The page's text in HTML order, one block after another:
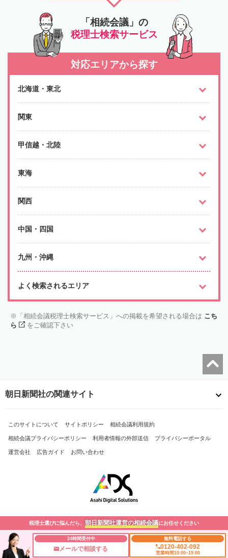
「相続会議」の
税理士検索サービス
対応エリアから探す
北海道・東北
関東
甲信越・北陸
東海
関西
中国・四国
九州・沖縄
よく検索されるエリア
「相続会議税理士検索サービス」への掲載を希望される場合は こち
ら
をご確認下さい
税理士選びに悩んだら、 朝日新聞社運営の相続会議にお任せください
24時間受付中
メールで相談する
無料電話する
0120-402-092
営業時間10:00~19:00
朝日新聞社の関連サイト
このサイトについて サイトポリシー 相続会議利用規約
相続会議プライバシーポリシー 利用者情報の外部送信 プライバシーポータル
運営会社 広告ガイド お問い合わせ
Copyright© The Asahi Shimbun Company. All Rights Reserved.